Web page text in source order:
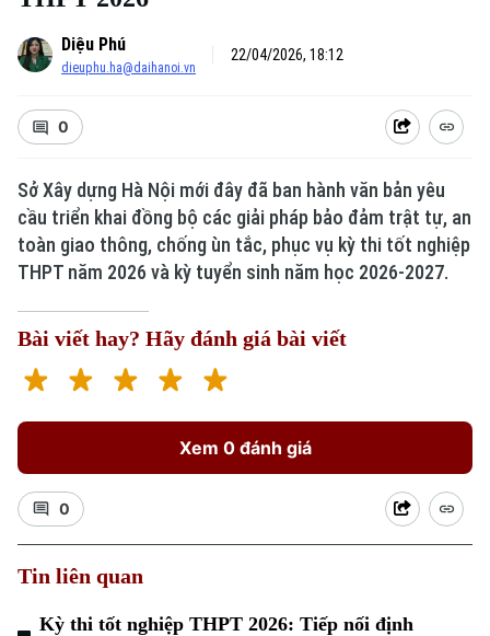
Diệu Phú
dieuphu.ha@daihanoi.vn
22/04/2026, 18:12
0
Sở Xây dựng Hà Nội mới đây đã ban hành văn bản yêu
cầu triển khai đồng bộ các giải pháp bảo đảm trật tự, an
toàn giao thông, chống ùn tắc, phục vụ kỳ thi tốt nghiệp
THPT năm 2026 và kỳ tuyển sinh năm học 2026-2027.
Bài viết hay? Hãy đánh giá bài viết
Xem 0 đánh giá
0
Tin liên quan
Kỳ thi tốt nghiệp THPT 2026: Tiếp nối định